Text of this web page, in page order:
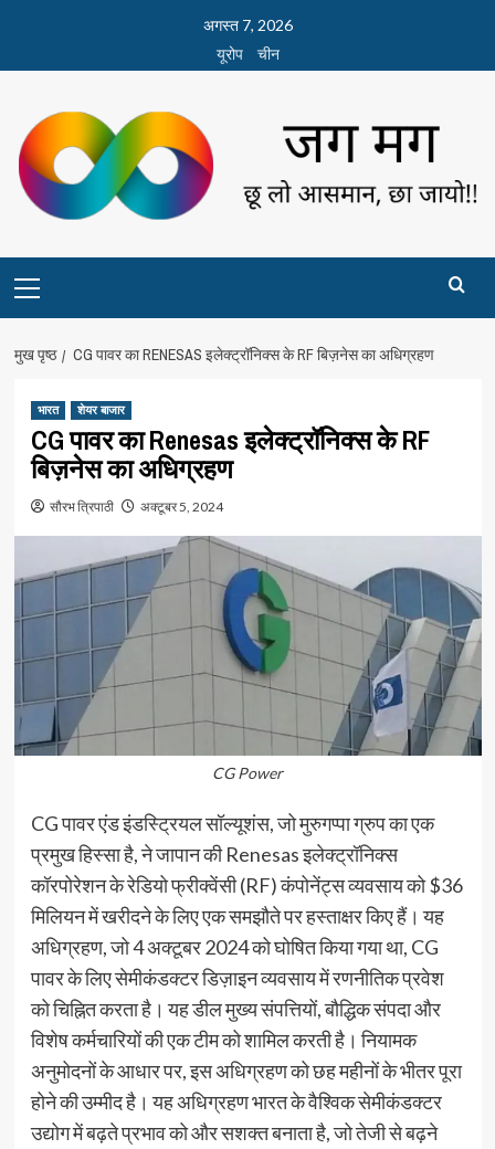
पर
अगस्त 7, 2026
यूरोप
चीन
Menu
मुख पृष्ठ CG पावर का RENESAS इलेक्ट्रॉनिक्स के RF बिज़नेस का अधिग्रहण
भारत शेयर बाजार
CG पावर का Renesas इलेक्ट्रॉनिक्स के RF
बिज़नेस का अधिग्रहण
सौरभ त्रिपाठी अक्टूबर 5, 2024
CG Power
CG पावर एंड इंडस्ट्रियल सॉल्यूशंस, जो मुरुगप्पा ग्रुप का एक
प्रमुख हिस्सा है, ने जापान की Renesas इलेक्ट्रॉनिक्स
कॉरपोरेशन के रेडियो फ्रीक्वेंसी (RF) कंपोनेंट्स व्यवसाय को $36
मिलियन में खरीदने के लिए एक समझौते पर हस्ताक्षर किए हैं। यह
अधिग्रहण, जो 4 अक्टूबर 2024 को घोषित किया गया था, CG
पावर के लिए सेमीकंडक्टर डिज़ाइन व्यवसाय में रणनीतिक प्रवेश
को चिह्नित करता है। यह डील मुख्य संपत्तियों, बौद्धिक संपदा और
विशेष कर्मचारियों की एक टीम को शामिल करती है। नियामक
अनुमोदनों के आधार पर, इस अधिग्रहण को छह महीनों के भीतर पूरा
होने की उम्मीद है। यह अधिग्रहण भारत के वैश्विक सेमीकंडक्टर
उद्योग में बढ़ते प्रभाव को और सशक्त बनाता है, जो तेजी से बढ़ने